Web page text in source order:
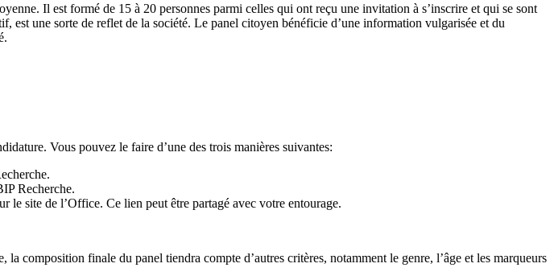
Il est formé de 15 à 20 personnes parmi celles qui ont reçu une invitation à s’inscrire et qui se sont
est une sorte de reflet de la société. Le panel citoyen bénéficie d’une information vulgarisée et du
Vous pouvez le faire d’une des trois manières suivantes:
Recherche.
site de l’Office. Ce lien peut être partagé avec votre entourage.
composition finale du panel tiendra compte d’autres critères, notamment le genre, l’âge et les marqueurs